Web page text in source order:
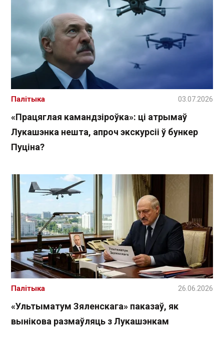
«Працяглая камандзіроўка»: ці атрымаў
Лукашэнка нешта, апроч экскурсіі ў бункер
Пуціна?
Палітыка 03.07.2026
«Ультыматум Зяленскага» паказаў, як
вынікова размаўляць з Лукашэнкам
Палітыка 26.06.2026